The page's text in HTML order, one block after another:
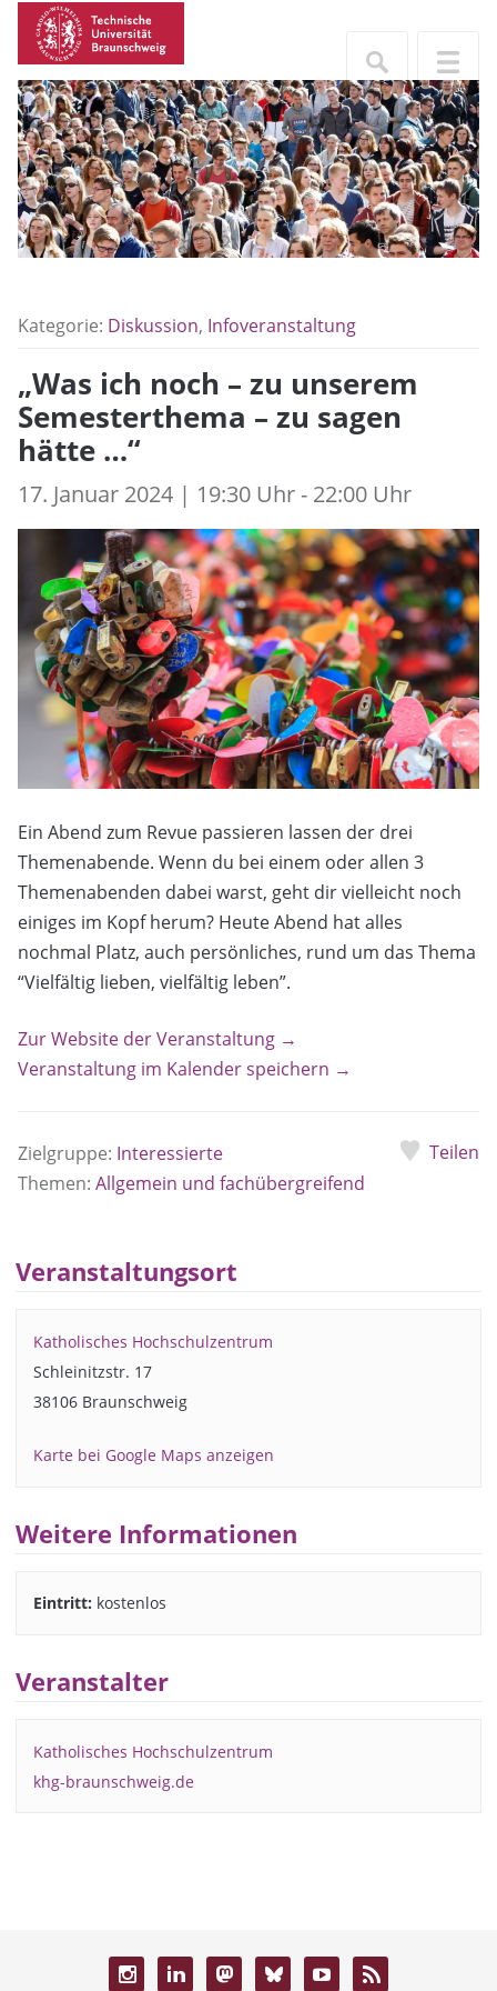
Kategorie: Diskussion, Infoveranstaltung
„Was ich noch – zu unserem
Semesterthema – zu sagen
hätte …“
17. Januar 2024 | 19:30 Uhr - 22:00 Uhr
Ein Abend zum Revue passieren lassen der drei
Themenabende. Wenn du bei einem oder allen 3
Themenabenden dabei warst, geht dir vielleicht noch
einiges im Kopf herum? Heute Abend hat alles
nochmal Platz, auch persönliches, rund um das Thema
“Vielfältig lieben, vielfältig leben”.
Zur Website der Veranstaltung →
Veranstaltung im Kalender speichern →
Zielgruppe: Interessierte
Themen: Allgemein und fachübergreifend
Teilen
Veranstaltungsort
Katholisches Hochschulzentrum
Schleinitzstr. 17
38106 Braunschweig
Karte bei Google Maps anzeigen
Weitere Informationen
Eintritt: kostenlos
Veranstalter
Katholisches Hochschulzentrum
khg-braunschweig.de